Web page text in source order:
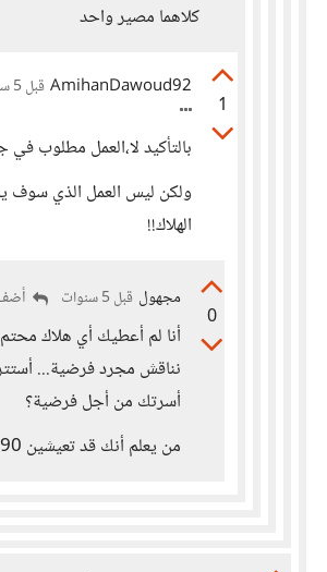
كلاهما مصير واحد
1
AmihanDawoud92 قبل 5 سنوات
بالتأكيد لا،العمل مطلوب في
ولكن ليس العمل الذي سوف
الهلاك!!
0
مجهول قبل 5 سنوات
أنا لم أعطيك أي هلاك
نناقش مجرد فرضية...
أسرتك من أجل فرضية؟
من يعلم أنك قد تعيشين 90 سنة أخرى؟